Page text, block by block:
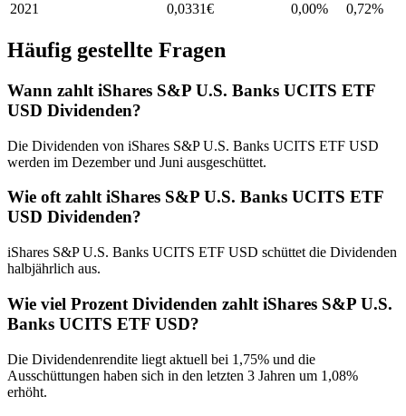
2021
0,0331€ 0,00% 0,72%
Häufig gestellte Fragen
Wann zahlt iShares S&P U.S. Banks UCITS ETF
USD Dividenden?
Die Dividenden von iShares S&P U.S. Banks UCITS ETF USD
werden im Dezember und Juni ausgeschüttet.
Wie oft zahlt iShares S&P U.S. Banks UCITS ETF
USD Dividenden?
iShares S&P U.S. Banks UCITS ETF USD schüttet die Dividenden
halbjährlich aus.
Wie viel Prozent Dividenden zahlt iShares S&P U.S.
Banks UCITS ETF USD?
Die Dividendenrendite liegt aktuell bei 1,75% und die
Ausschüttungen haben sich in den letzten 3 Jahren um 1,08%
erhöht.